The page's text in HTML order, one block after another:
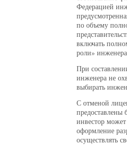
Федерацией
по объему
включать
роли»
При
инженера не
выбирать
С отменой
предоставлены
инвестор
оформление
осуществлять